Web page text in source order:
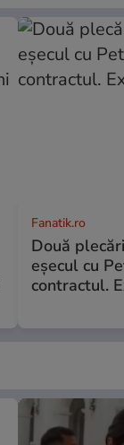
Fanatik.ro
Două
eșecul cu
contractul.